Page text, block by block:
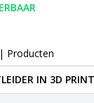
| Producten
IN 3D